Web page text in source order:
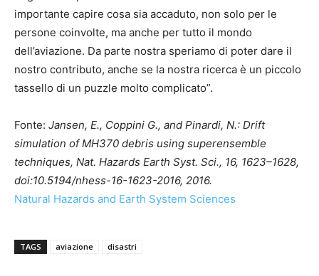
importante capire cosa sia accaduto, non solo per le
persone coinvolte, ma anche per tutto il mondo
dell’aviazione. Da parte nostra speriamo di poter dare il
nostro contributo, anche se la nostra ricerca è un piccolo
tassello di un puzzle molto complicato”.
Fonte: Jansen, E., Coppini G., and Pinardi, N.: Drift
simulation of MH370 debris using superensemble
techniques, Nat. Hazards Earth Syst. Sci., 16, 1623–1628,
doi:10.5194/nhess-16-1623-2016, 2016.
Natural Hazards and Earth System Sciences
TAGS aviazione disastri